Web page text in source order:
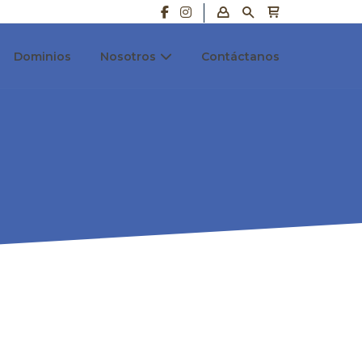
Dominios Nosotros Contáctanos